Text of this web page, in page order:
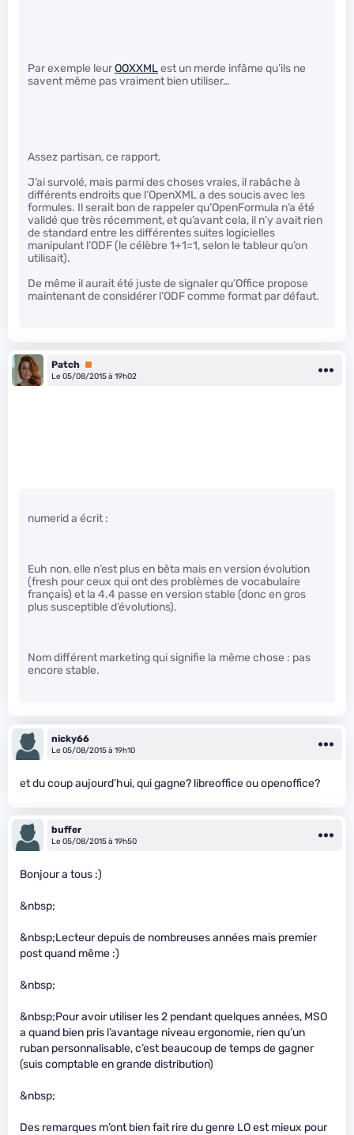
Par exemple leurOOXXMLest un merde infâme qu’ils ne
savent même pas vraiment bien utiliser…
Assez partisan, ce rapport.
J’ai survolé, mais parmi des choses vraies, il rabâche à
différents endroits que l’OpenXML a des soucis avec les
formules. Il serait bon de rappeler qu’OpenFormula n’a été
validé que très récemment, et qu’avant cela, il n’y avait rien
de standard entre les différentes suites logicielles
manipulant l’ODF (le célèbre 1+1=1, selon le tableur qu’on
utilisait).
De même il aurait été juste de signaler qu’Office propose
maintenant de considérer l’ODF comme format par défaut.
Patch Premium
Le 05/08/2015 à 19h02
numerid a écrit :
Euh non, elle n’est plus en bêta mais en version évolution
(fresh pour ceux qui ont des problèmes de vocabulaire
français) et la 4.4 passe en version stable (donc en gros
plus susceptible d’évolutions).
Nom différent marketing qui signifie la même chose : pas
encore stable.
nicky66
Le 05/08/2015 à 19h10
et du coup aujourd’hui, qui gagne? libreoffice ou openoffice?
buffer
Le 05/08/2015 à 19h50
Bonjour a tous :)
&nbsp;
&nbsp;Lecteur depuis de nombreuses années mais premier
post quand même :)
&nbsp;
&nbsp;Pour avoir utiliser les 2 pendant quelques années, MSO
a quand bien pris l’avantage niveau ergonomie, rien qu’un
ruban personnalisable, c’est beaucoup de temps de gagner
(suis comptable en grande distribution)
&nbsp;
Des remarques m’ont bien fait rire du genre LO est mieux pour